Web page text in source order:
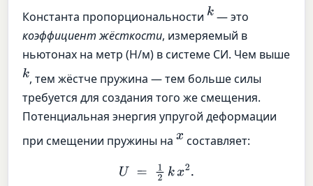
Константа пропорциональности k — это
коэффициент жёсткости, измеряемый в
ньютонах на метр (Н/м) в системе СИ. Чем выше
k, тем жёстче пружина — тем больше силы
требуется для создания того же смещения.
Потенциальная энергия упругой деформации
при смещении пружины наx составляет:
U= 2k x2.